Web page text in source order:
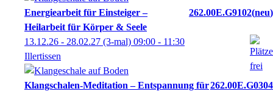
Energiearbeit für Einsteiger –
Heilarbeit für Körper & Seele
262.00E.G9102 neu
13.12.26 - 28.02.27 (3-mal) 09:00 - 11:30
Illertissen
Klangschalen-Meditation – Entspannung für262.00E.G0304